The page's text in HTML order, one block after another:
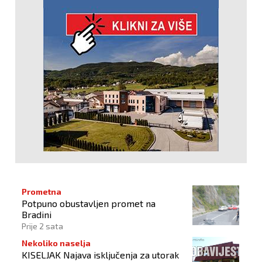
Prometna
Potpuno obustavljen promet na
Bradini
Prije 2 sata
Nekoliko naselja
KISELJAK Najava isključenja za utorak